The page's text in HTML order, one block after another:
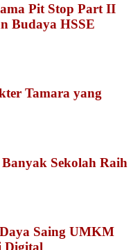
Pit Stop Part II
Budaya HSSE
Tamara yang
Sekolah Raih
Saing UMKM
Digital